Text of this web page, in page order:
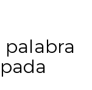
palabra